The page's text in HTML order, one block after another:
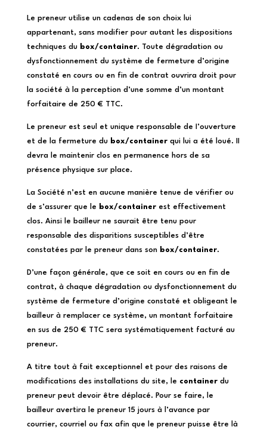
Le preneur utilise un cadenas de son choix lui
appartenant, sans modifier pour autant les dispositions
techniques du box/container. Toute dégradation ou
dysfonctionnement du système de fermeture d’origine
constaté en cours ou en fin de contrat ouvrira droit pour
la société à la perception d’une somme d’un montant
forfaitaire de 250 € TTC.
Le preneur est seul et unique responsable de I’ouverture
et de la fermeture du box/containerqui lui a été loué. II
devra le maintenir clos en permanence hors de sa
présence physique sur place.
La Société n’est en aucune manière tenue de vérifier ou
de s’assurer que le
box/containerest effectivement
clos. Ainsi le bailleur ne saurait être tenu pour
responsable des disparitions susceptibles d’être
constatées par le preneur dans son box/container.
D’une façon générale, que ce soit en cours ou en fin de
contrat, à chaque dégradation ou dysfonctionnement du
système de fermeture d’origine constaté et obligeant le
bailleur à remplacer ce système, un montant forfaitaire
en sus de 250 € TTC sera systématiquement facturé au
preneur.
A titre tout à fait exceptionnel et pour des raisons de
modifications des installations du site, le containerdu
preneur peut devoir être déplacé. Pour se faire, le
bailleur avertira le preneur 15 jours à l’avance par
courrier, courriel ou fax afin que le preneur puisse être là